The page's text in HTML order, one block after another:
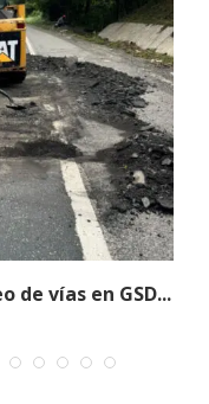
de vías en GSD...